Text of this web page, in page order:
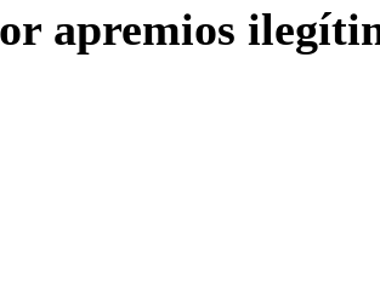
apremios